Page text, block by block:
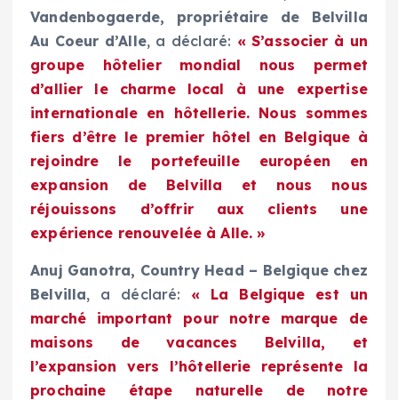
Vandenbogaerde, propriétaire de Belvilla
Au Coeur d’Alle, a déclaré: « S’associer à un
groupe hôtelier mondial nous permet
d’allier le charme local à une expertise
internationale en hôtellerie. Nous sommes
fiers d’être le premier hôtel en Belgique à
rejoindre le portefeuille européen en
expansion de Belvilla et nous nous
réjouissons d’offrir aux clients une
expérience renouvelée à Alle. »
Anuj Ganotra, Country Head – Belgique chez
Belvilla, a déclaré: « La Belgique est un
marché important pour notre marque de
maisons de vacances Belvilla, et
l’expansion vers l’hôtellerie représente la
prochaine étape naturelle de notre